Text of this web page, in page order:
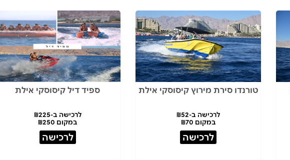
טורנדו סירת מירוץ קיסוסקי אילת
לרכישה ב-₪52
במקום ₪70
לרכישה
ספיד דיל קיסוסקי אילת
לרכישה ב-₪225
במקום ₪250
לרכישה